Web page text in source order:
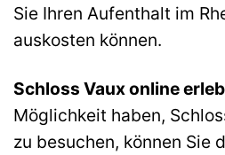
Sie Ihren Aufenthalt im
auskosten können.
Schloss Vaux online
Möglichkeit haben,
zu besuchen, können Sie